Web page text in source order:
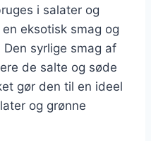
i salater og
eksotisk smag og
syrlige smag af
de salte og søde
gør den til en ideel
og grønne